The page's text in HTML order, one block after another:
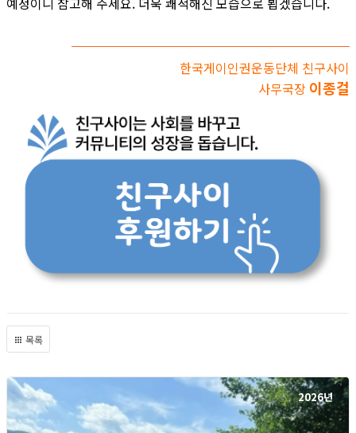
한국게이인권운동단체 친구사이
사무국장 이종걸
목록
2026년